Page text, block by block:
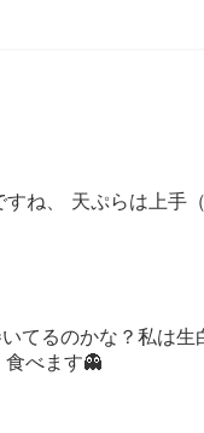
ね、 天ぷらは上手
てるのかな？私は生
べます👻